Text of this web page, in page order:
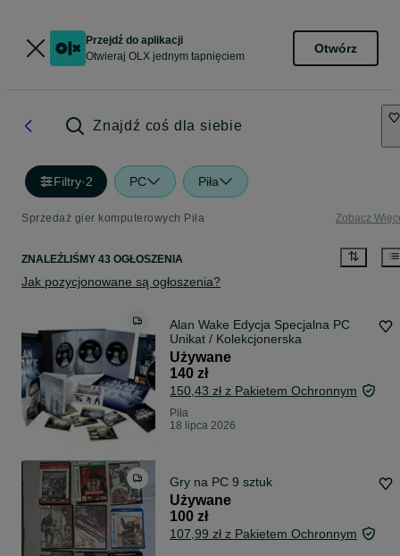
Przejdź do aplikacji
Otwieraj OLX jednym tapnięciem
Otwórz
Znajdź coś dla siebie
Filtry·2 PC Piła
Sprzedaż gier komputerowych Piła Zobacz
ZNALEŹLIŚMY 43 OGŁOSZENIA
Jak pozycjonowane są ogłoszenia?
Alan Wake Edycja Specjalna PC
Unikat / Kolekcjonerska
Używane
140 zł
150,43 zł z Pakietem Ochronnym
Piła
18 lipca 2026
Gry na PC 9 sztuk
Używane
100 zł
107,99 zł z Pakietem Ochronnym